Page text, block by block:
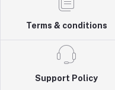
Terms & conditions
Support Policy